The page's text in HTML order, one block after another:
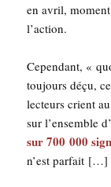
en avril,
l’action.
Cepen­dant, «
tou­jours déçu,
lec­teurs crient
sur l’ensemble
sur 700 000
n’est parfait […]